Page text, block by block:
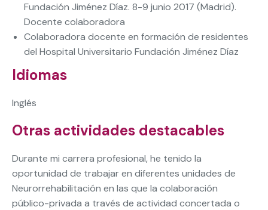
Fundación Jiménez Díaz. 8-9 junio 2017 (Madrid).
Docente colaboradora
Colaboradora docente en formación de residentes
del Hospital Universitario Fundación Jiménez Díaz
Idiomas
Inglés
Otras actividades destacables
Durante mi carrera profesional, he tenido la
oportunidad de trabajar en diferentes unidades de
Neurorrehabilitación en las que la colaboración
público-privada a través de actividad concertada o